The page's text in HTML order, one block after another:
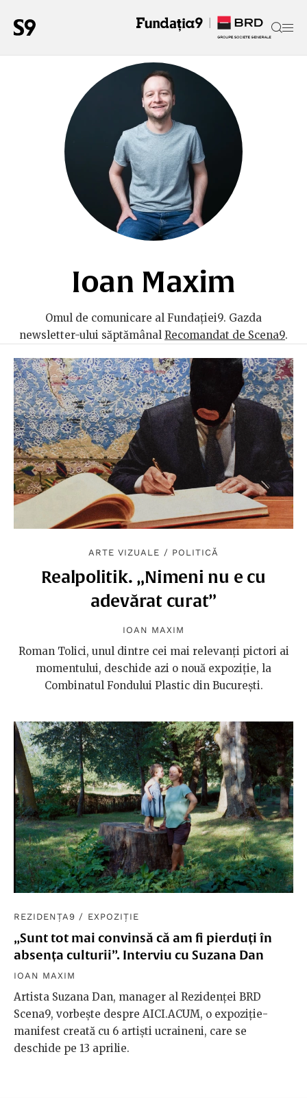
Ioan Maxim
Omul de comunicare al Fundației9. Gazda
newsletter-ului săptămânal Recomandat de Scena9.
ARTE VIZUALE / POLITICĂ
Realpolitik. „Nimeni nu e cu
adevărat curat”
IOAN MAXIM
Roman Tolici, unul dintre cei mai relevanți pictori ai
momentului, deschide azi o nouă expoziție, la
Combinatul Fondului Plastic din București.
REZIDENȚA9 / EXPOZIȚIE
„Sunt tot mai convinsă că am fi pierduți în
absența culturii”. Interviu cu Suzana Dan
IOAN MAXIM
Artista Suzana Dan, manager al Rezidenței BRD
Scena9, vorbește despre AICI.ACUM, o expoziție-
manifest creată cu 6 artiști ucraineni, care se
deschide pe 13 aprilie.